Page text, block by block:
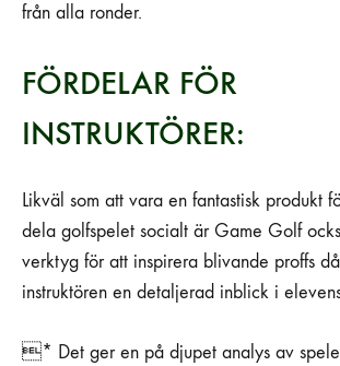
från alla ronder.
FÖRDELAR FÖR
INSTRUKTÖRER:
Likväl som att vara en fantastisk produkt
dela golfspelet socialt är Game Golf
verktyg för att inspirera blivande proffs
instruktören en detaljerad inblick i
* Det ger en på djupet analys av